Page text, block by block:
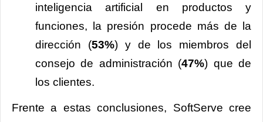
inteligencia artificial en productos y
funciones, la presión procede más de la
dirección (53%) y de los miembros del
consejo de administración (47%) que de
los clientes.
Frente a estas conclusiones, SoftServe cree